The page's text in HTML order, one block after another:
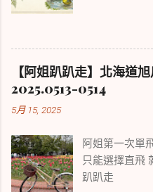
采。 本次行
不同，可以說
【阿姐趴趴走】北海道
2025.0513-0514
5月 15, 2025
阿姐第一次單
只能選擇直飛
趴趴走